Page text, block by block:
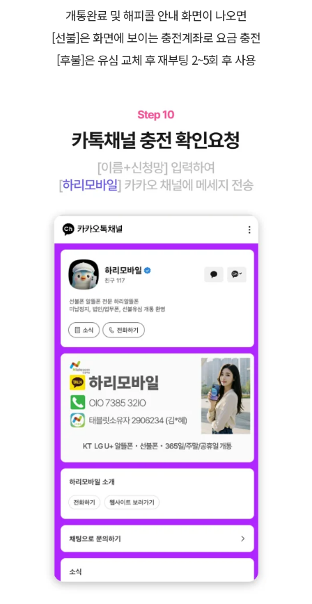
개통완료 및 해피콜 안내 화면이 나오면
[선불]은 화면에 보이는 충전계좌로 요금 충전
[후불]은 유심 교체 후 재부팅 2~5회 후 사용